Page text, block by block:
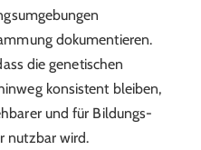
dokumentieren.
die genetischen
konsistent bleiben,
und für Bildungs-
nutzbar wird.